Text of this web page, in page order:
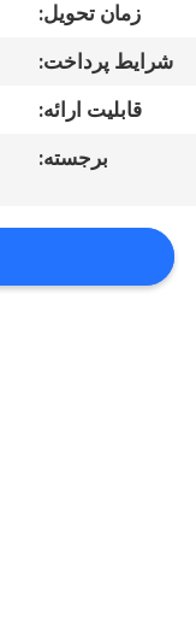
ما
تماس
اخبار
درخواست
زمان تحویل:
شرایط پرداخت:
قابلیت ارائه:
برجسته: